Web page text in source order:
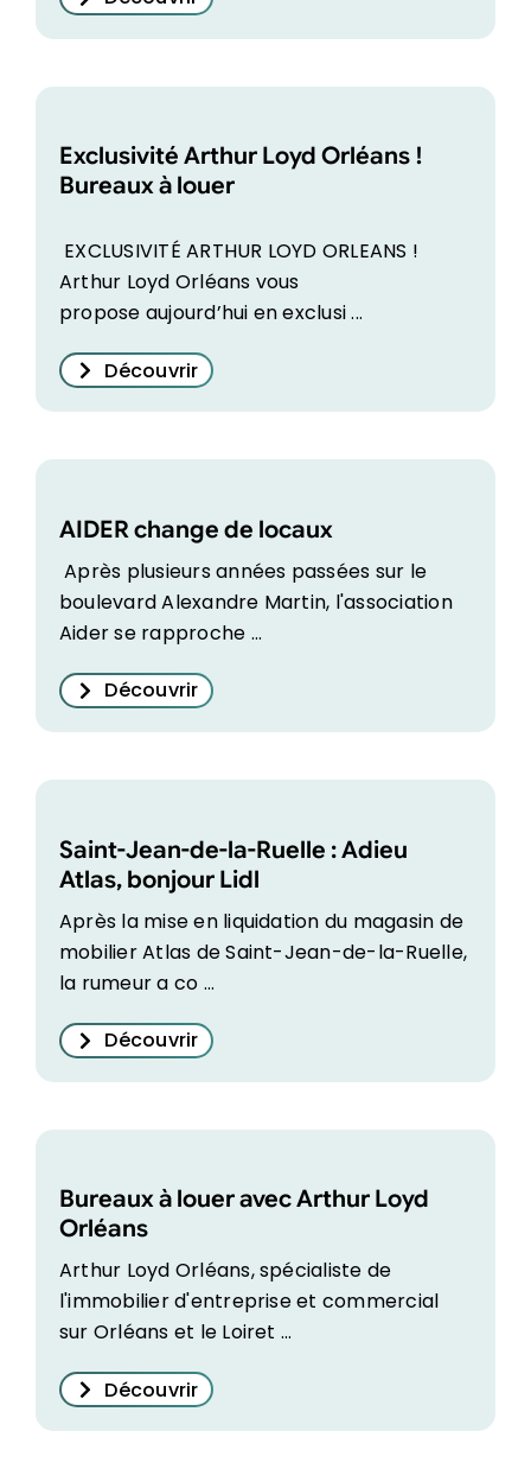
Exclusivité Arthur Loyd Orléans !
Bureaux à louer
EXCLUSIVITÉ ARTHUR LOYD ORLEANS !
Arthur Loyd Orléans vous
propose aujourd’hui en exclusi ...
Découvrir
AIDER change de locaux
Après plusieurs années passées sur le
boulevard Alexandre Martin, l'association
Aider se rapproche ...
Découvrir
Saint-Jean-de-la-Ruelle : Adieu
Atlas, bonjour Lidl
Après la mise en liquidation du magasin de
mobilier Atlas de Saint-Jean-de-la-Ruelle,
la rumeur a co ...
Découvrir
Bureaux à louer avec Arthur Loyd
Orléans
Arthur Loyd Orléans, spécialiste de
l'immobilier d'entreprise et commercial
sur Orléans et le Loiret ...
Découvrir